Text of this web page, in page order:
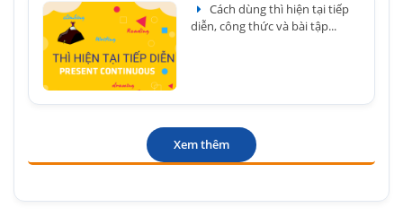
Cách dùng thì hiện tại tiếp
diễn, công thức và bài tập...
Xem thêm